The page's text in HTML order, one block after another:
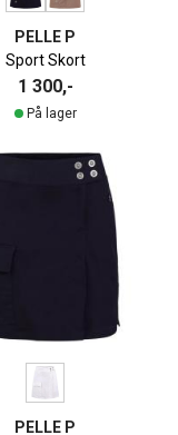
PELLE P
Sport Skort
1 300,-
På lager
PELLE P